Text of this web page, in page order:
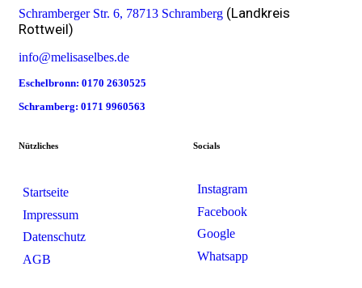
Schramberger Str. 6, 78713 Schramberg (Landkreis
Rottweil)
info@melisaselbes.de
Eschelbronn: 0170 2630525
Schramberg: 0171 9960563
Nützliches
Startseite
Impressum
Datenschutz
AGB
Socials
Instagram
Facebook
Google
Whatsapp